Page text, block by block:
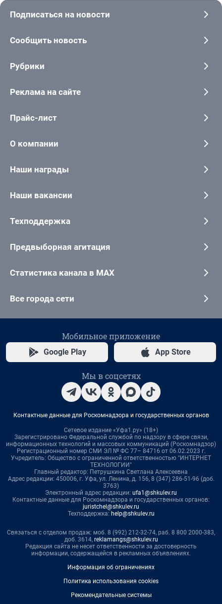
Подписаться на новости
Сообщить новость
Рубрики
Реклама на сайте
Прайс-лист
О компании
Наши награды
Наши вакансии
Техподдержка
Предвыборная агитация
Статистика канала в MAX
Все города сети
Мобильное приложение
Google Play App Store
Мы в соцсетях
Контактные данные для Роскомнадзора и государственных органов
Сетевое издание «Уфа1.ру» (18+)
Зарегистрировано Федеральной службой по надзору в сфере связи,
информационных технологий и массовых коммуникаций (Роскомнадзор)
Регистрационный номер СМИ ЭЛ № ФС 77– 84716 от 06.02.2023 г.
Учредитель: Общество с ограниченной ответственностью "ИНТЕРНЕТ
ТЕХНОЛОГИИ"
Главный редактор: Петрушкина Светлана Алексеевна
Адрес редакции: 450006, г. Уфа, ул. Ленина, д. 156, 8 (347) 286-51-96 (доб.
3763)
Электронный адрес редакции: ufa1@shkulev.ru
Контактные данные для Роскомнадзора и государственных органов:
juristchel@shkulev.ru
Техподдержка: help@shkulev.ru
Связаться с отделом продаж: моб. 8 (992) 212-32-74, раб. 8 800 2000-383,
доб. 3614, reklamangs@shkulev.ru
Редакция сайта не несет ответственности за достоверность
информации, содержащейся в рекламных объявлениях.
Информация об ограничениях
Политика использования cookies
Рекомендательные системы